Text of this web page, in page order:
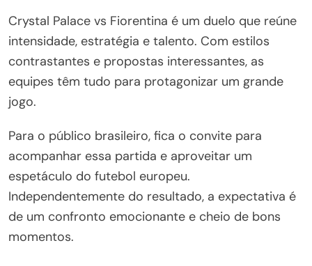
Crystal Palace vs Fiorentina é um duelo que reúne
intensidade, estratégia e talento. Com estilos
contrastantes e propostas interessantes, as
equipes têm tudo para protagonizar um grande
jogo.
Para o público brasileiro, fica o convite para
acompanhar essa partida e aproveitar um
espetáculo do futebol europeu.
Independentemente do resultado, a expectativa é
de um confronto emocionante e cheio de bons
momentos.